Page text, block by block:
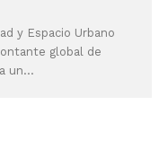
y Espacio Urbano
global de
un...